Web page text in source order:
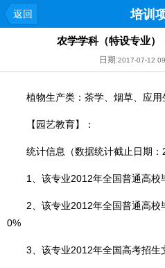
返回 培训
农学学科（特设专业）
日期:2017-07-12
植物生产类：茶学、烟草、应用
【园艺教育】：
统计信息（数据统计截止日期：
1、该专业2012年全国普通高校
2、该专业2012年全国普通高校
0%
3、该专业2012年全国高考招生